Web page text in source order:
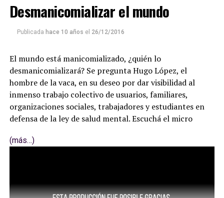
Desmanicomializar el mundo
Publicada hace 10 años el 26/12/2016
El mundo está manicomializado, ¿quién lo
desmanicomializará? Se pregunta Hugo López, el
hombre de la vaca, en su deseo por dar visibilidad al
inmenso trabajo colectivo de usuarios, familiares,
organizaciones sociales, trabajadores y estudiantes en
defensa de la ley de salud mental. Escuchá el micro
(más…)